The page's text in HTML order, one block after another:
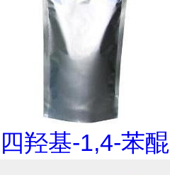
四羟基-1,4-苯醌